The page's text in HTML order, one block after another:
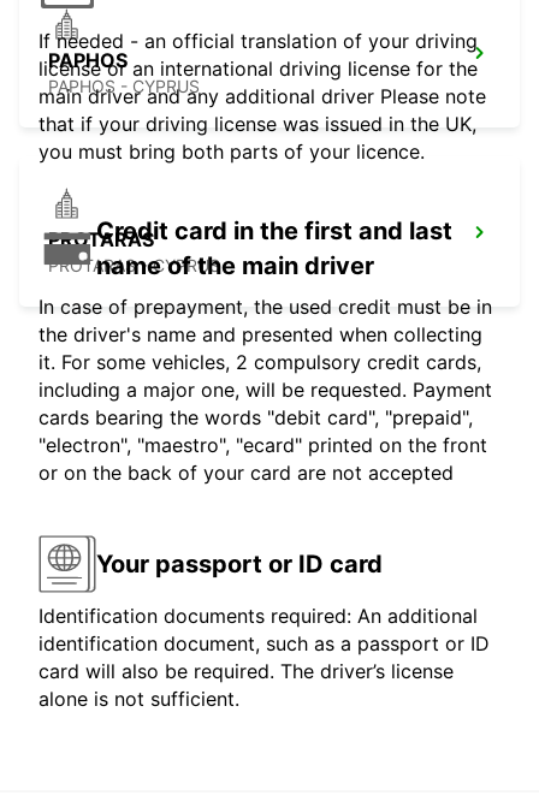
PAPHOS
PAPHOS - CYPRUS
PROTARAS
PROTARAS - CYPRUS
If needed - an official translation of your driving
license or an international driving license for the
main driver and any additional driver Please note
that if your driving license was issued in the UK,
you must bring both parts of your licence.
Credit card in the first and last
name of the main driver
In case of prepayment, the used credit must be in
the driver's name and presented when collecting
it. For some vehicles, 2 compulsory credit cards,
including a major one, will be requested. Payment
cards bearing the words "debit card", "prepaid",
"electron", "maestro", "ecard" printed on the front
or on the back of your card are not accepted
Your passport or ID card
Identification documents required: An additional
identification document, such as a passport or ID
card will also be required. The driver’s license
alone is not sufficient.